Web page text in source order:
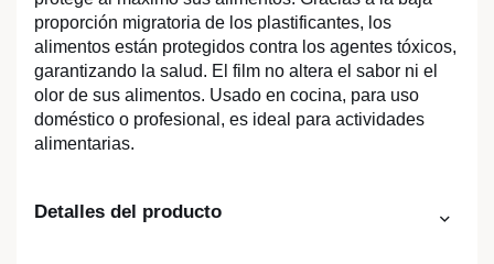
proporción migratoria de los plastificantes, los
alimentos están protegidos contra los agentes tóxicos,
garantizando la salud. El film no altera el sabor ni el
olor de sus alimentos. Usado en cocina, para uso
doméstico o profesional, es ideal para actividades
alimentarias.
Detalles del producto